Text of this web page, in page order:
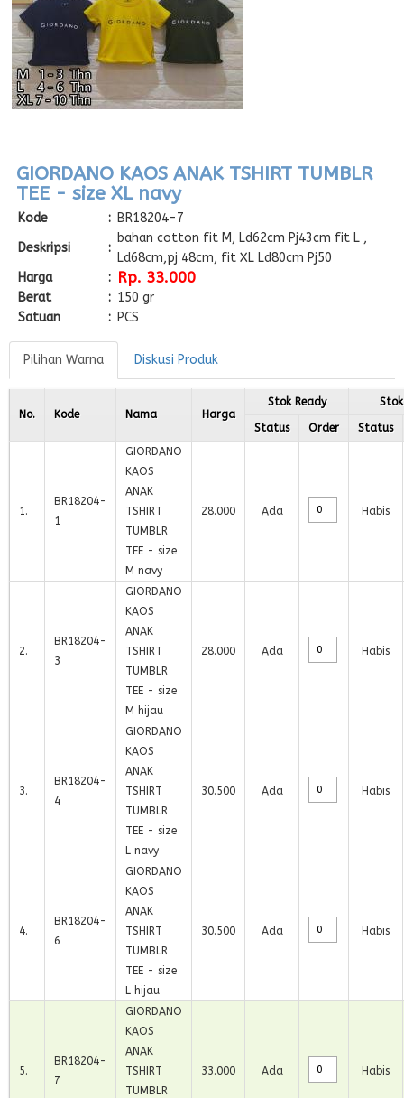
GIORDANO KAOS ANAK TSHIRT TUMBLR
TEE - size XL navy
Kode : BR18204-7
Deskripsi
:
bahan cotton fit M, Ld62cm Pj43cm fit L ,
Ld68cm,pj 48cm, fit XL Ld80cm Pj50
Harga
: Rp. 33.000
Berat : 150 gr
Satuan
: PCS
Pilihan Warna Diskusi Produk
No. Kode Nama Harga
Stok Ready
Status Order Status
1.
BR18204-
1
GIORDANO
KAOS
ANAK
TSHIRT
TUMBLR
TEE - size
M navy
28.000 Ada Habis
2.
BR18204-
3
GIORDANO
KAOS
ANAK
TSHIRT
TUMBLR
TEE - size
M hijau
28.000 Ada Habis
3.
BR18204-
4
GIORDANO
KAOS
ANAK
TSHIRT
TUMBLR
TEE - size
L navy
30.500 Ada Habis
4.
BR18204-
6
GIORDANO
KAOS
ANAK
TSHIRT
TUMBLR
TEE - size
L hijau
30.500 Ada Habis
5.
BR18204-
7
GIORDANO
KAOS
ANAK
TSHIRT
TUMBLR
33.000 Ada Habis